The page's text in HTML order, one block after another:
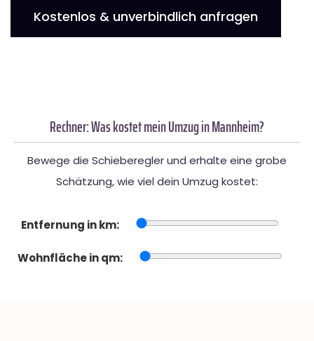
Kostenlos & unverbindlich anfragen
Rechner: Was kostet mein Umzug in Mannheim?
Bewege die Schieberegler und erhalte eine grobe
Schätzung, wie viel dein Umzug kostet:
Entfernung in km:
Wohnfläche in qm: